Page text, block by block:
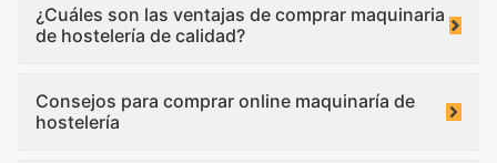
¿Cuáles son las ventajas de comprar maquinaria
de hostelería de calidad?
Consejos para comprar online maquinaría de
hostelería